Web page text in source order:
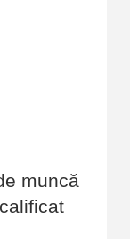
muncă